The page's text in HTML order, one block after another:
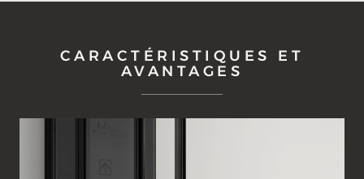
CARACTÉRISTIQUES ET
AVANTAGES